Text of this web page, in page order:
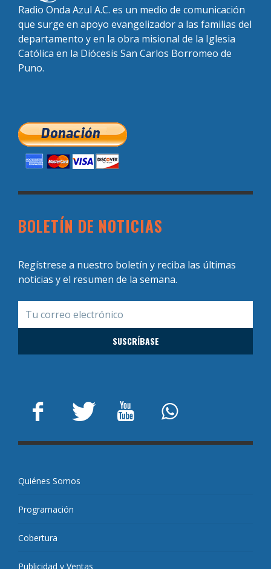
Radio Onda Azul A.C. es un medio de comunicación
que surge en apoyo evangelizador a las familias del
departamento y en la obra misional de la Iglesia
Católica en la Diócesis San Carlos Borromeo de
Puno.
BOLETÍN DE NOTICIAS
Regístrese a nuestro boletín y reciba las últimas
noticias y el resumen de la semana.
Quiénes Somos
Programación
Cobertura
Publicidad y Ventas